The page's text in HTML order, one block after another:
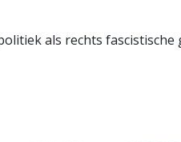
als rechts